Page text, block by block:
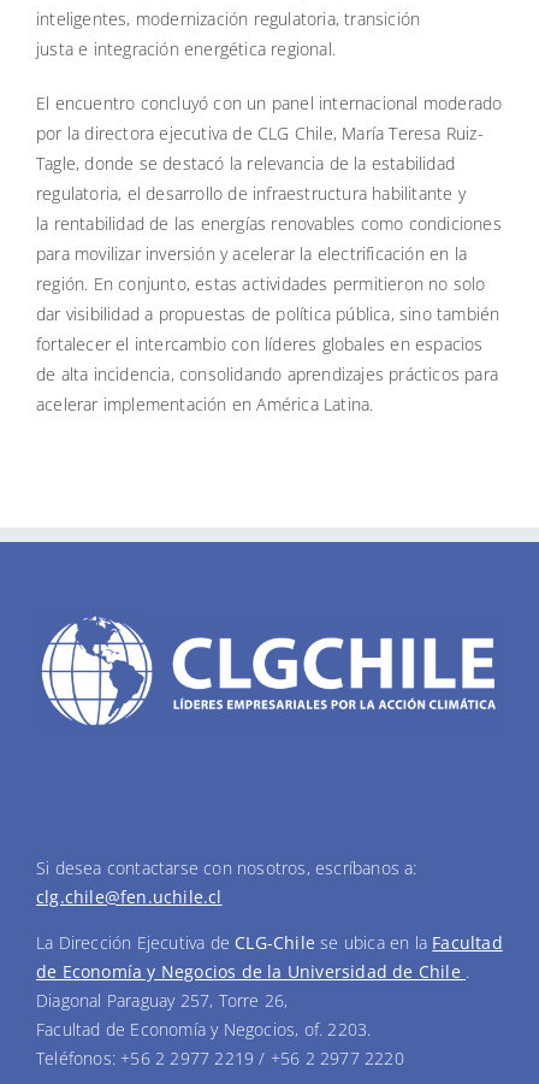
inteligentes, modernización regulatoria, transición
justa e integración energética regional.
El encuentro concluyó con un panel internacional moderado
por la directora ejecutiva de CLG Chile, María Teresa Ruiz-
Tagle, donde se destacó la relevancia de la estabilidad
regulatoria, el desarrollo de infraestructura habilitante y
la rentabilidad de las energías renovables como condiciones
para movilizar inversión y acelerar la electrificación en la
región. En conjunto, estas actividades permitieron no solo
dar visibilidad a propuestas de política pública, sino también
fortalecer el intercambio con líderes globales en espacios
de alta incidencia, consolidando aprendizajes prácticos para
acelerar implementación en América Latina.
Si desea contactarse con nosotros, escríbanos a:
clg.chile@fen.uchile.cl
La Dirección Ejecutiva de CLG-Chile se ubica en la Facultad
de Economía y Negocios de la Universidad de Chile .
Diagonal Paraguay 257, Torre 26,
Facultad de Economía y Negocios, of. 2203.
Teléfonos: +56 2 2977 2219 / +56 2 2977 2220